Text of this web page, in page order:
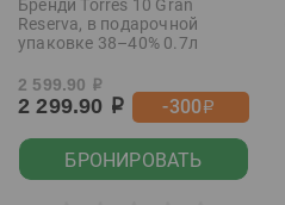
Бренди Torres 10 Gran
Reserva, в подарочной
упаковке 38–40% 0.7л
2 599.90 р
2 299.90 р -300р
БРОНИРОВАТЬ